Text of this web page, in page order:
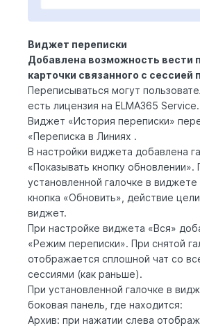
Виджет переписки
Добавлена возможность вести
карточки связанного с сессией
Переписываться могут
есть лицензия на ELMA365 Service.
Виджет «История переписки»
«Переписка в Линиях .
В настройки виджета добавлена
«Показывать кнопку обновлении».
установленной галочке в
кнопка «Обновить», действие
виджет.
При настройке виджета «Вся»
«Режим переписки». При снятой
отображается сплошной чат со
сессиями (как раньше).
При установленной галочке в
боковая панель, где находится:
Архив: при нажатии слева